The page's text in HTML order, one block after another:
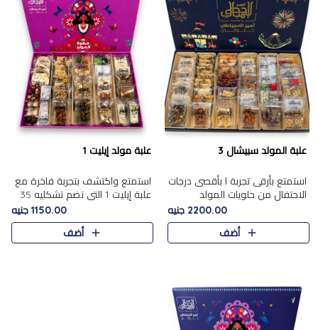
علبة المولد سبيشال 3
استمتع بأرقى تجربة ا بأقصى درجات
الاحتفال من حلويات المولد
المصريه الأصيلة مع هذه الفخامة
مع علبة سبيشال 3 التي تضم 56
قطعة من تشكيلة استثن..
2200.00 جنيه
أضف
علبة مولد إيليت 1
استمتع واكتشف بتجربة فاخرة مع
علبة إيليت 1 التي تضم تشكليه 35
قطعة من أرقى حلويات المولد
المصري الأصيلة ,معروضة بشكل
جميل في علبة أنيقة ، في..
1150.00 جنيه
أضف